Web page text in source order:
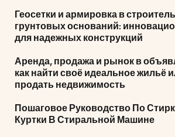
Геосетки и армировка в
грунтовых оснований:
для надежных конструкций
Аренда, продажа и рынок в
как найти своё идеальное жильё
продать недвижимость
Пошаговое Руководство По
Куртки В Стиральной Машине